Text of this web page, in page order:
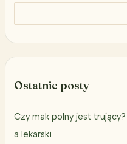
Ostatnie posty
Czy mak polny jest
a lekarski